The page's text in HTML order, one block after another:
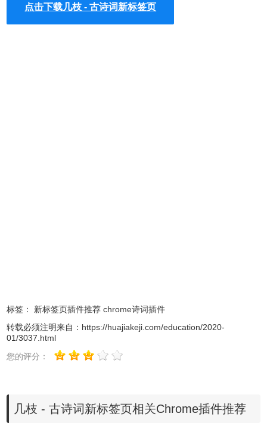
效CRX-HEADER-INVALID”的报错信息，参照：Chrome插
件安装时出现"CRX-HEADER-INVALID"解决方法
点击下载几枝 - 古诗词新标签页
标签： 新标签页插件推荐 chrome诗词插件
转载必须注明来自： https://huajiakeji.com/education/2020-
01/3037.html
您的评分：
几枝 - 古诗词新标签页相关Chrome插件推荐